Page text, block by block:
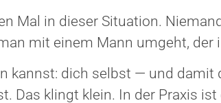
Mal in dieser Situation.
mit einem Mann umgeht, der
kannst: dich selbst — und damit
Das klingt klein. In der Praxis ist